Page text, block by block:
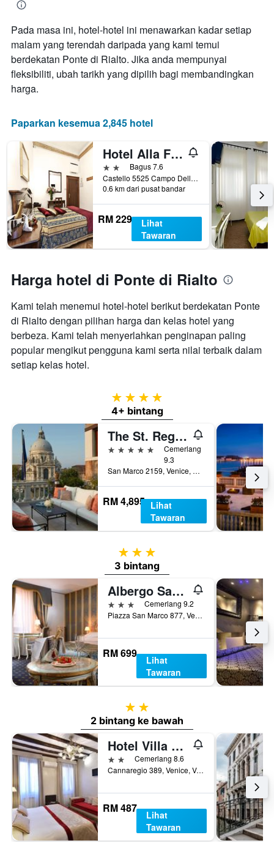
Pada masa ini, hotel-hotel ini menawarkan kadar setiap
malam yang terendah daripada yang kami temui
berdekatan Ponte di Rialto. Jika anda mempunyai
fleksibiliti, ubah tarikh yang dipilih bagi membandingkan
harga.
Paparkan kesemua 2,845 hotel
Hotel Alla Fava
2 bintangBagus 7.6
Castello 5525 Campo Della Fava, Venice, Veneto, Itali
0.6 km dari pusat bandar
RM 229
Lihat
Tawaran
Harga hotel di Ponte di Rialto
Kami telah menemui hotel-hotel berikut berdekatan Ponte
di Rialto dengan pilihan harga dan kelas hotel yang
berbeza. Kami telah menyerlahkan penginapan paling
popular mengikut pengguna kami serta nilai terbaik dalam
setiap kelas hotel.
4 bintang
4+ bintang
The St. Regis Venice
5 bintang
Cemerlang
9.3
San Marco 2159, Venice, Veneto, Itali
RM 4,895 Lihat
Tawaran
3 bintang
3 bintang
Albergo San Marco
3 bintangCemerlang 9.2
Piazza San Marco 877, Venice, Veneto, Itali
RM 699
Lihat
Tawaran
2 bintang
2 bintang ke bawah
Hotel Villa Rosa
2 bintangCemerlang 8.6
Cannaregio 389, Venice, Veneto, Itali
RM 487
Lihat
Tawaran